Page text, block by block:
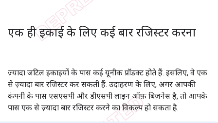
एक ही इकाई के लिए कई बार रजिस्टर करना
ज़्यादा जटिल इकाइयों के पास कई यूनीक प्रॉडक्ट होते हैं. इसलिए, वे एक
से ज़्यादा बार रजिस्टर कर सकती हैं. उदाहरण के लिए, अगर आपकी
कंपनी के पास एसएसपी और डीएसपी लाइन ऑफ़ बिज़नेस है, तो आपके
पास एक से ज़्यादा बार रजिस्टर करने का विकल्प हो सकता है.